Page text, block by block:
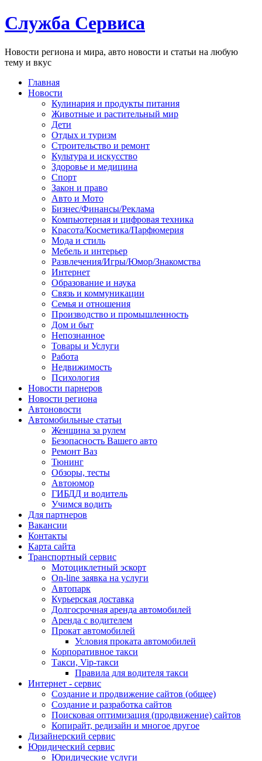
Служба Сервиса
Новости региона и мира, авто новости и статьи на любую
тему и вкус
Главная
Новости
Кулинария и продукты питания
Животные и растительный мир
Дети
Отдых и туризм
Строительство и ремонт
Культура и искусство
Здоровье и медицина
Спорт
Закон и право
Авто и Мото
Бизнес/Финансы/Реклама
Компьютерная и цифровая техника
Красота/Косметика/Парфюмерия
Мода и стиль
Мебель и интерьер
Развлечения/Игры/Юмор/Знакомства
Интернет
Образование и наука
Связь и коммуникации
Семья и отношения
Производство и промышленность
Дом и быт
Непознанное
Товары и Услуги
Работа
Недвижимость
Психология
Новости парнеров
Новости региона
Автоновости
Автомобильные статьи
Женщина за рулем
Безопасность Вашего авто
Ремонт Ваз
Тюнинг
Обзоры, тесты
Автоюмор
ГИБДД и водитель
Учимся водить
Для партнеров
Вакансии
Контакты
Карта сайта
Транспортный сервис
Мотоциклетный эскорт
On-line заявка на услуги
Автопарк
Курьерская доставка
Долгосрочная аренда автомобилей
Аренда с водителем
Прокат автомобилей
Условия проката автомобилей
Корпоративное такси
Такси, Vip-такси
Правила для водителя такси
Интернет - сервис
Создание и продвижение сайтов (общее)
Создание и разработка сайтов
Поисковая оптимизация (продвижение) сайтов
Копирайт, редизайн и многое другое
Дизайнерский сервис
Юридический сервис
Юридические услуги